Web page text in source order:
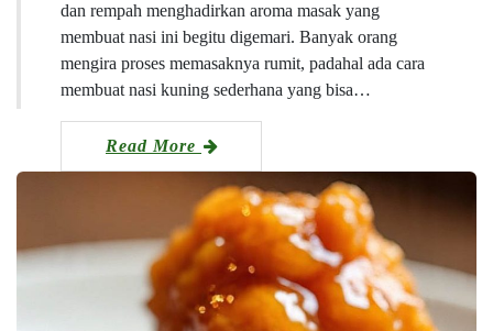
dan rempah menghadirkan aroma masak yang
membuat nasi ini begitu digemari. Banyak orang
mengira proses memasaknya rumit, padahal ada cara
membuat nasi kuning sederhana yang bisa…
Read More